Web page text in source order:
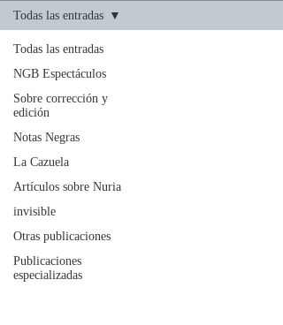
Todas las entradas
NGB Espectáculos
Sobre corrección y
edición
Notas Negras
La Cazuela
Artículos sobre Nuria
invisible
Otras publicaciones
Publicaciones
especializadas
Todas las entradas